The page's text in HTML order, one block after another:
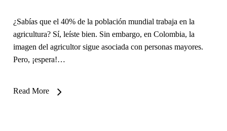
¿Sabías que el 40% de la población mundial trabaja en la
agricultura? Sí, leíste bien. Sin embargo, en Colombia, la
imagen del agricultor sigue asociada con personas mayores.
Pero, ¡espera!…
Read More